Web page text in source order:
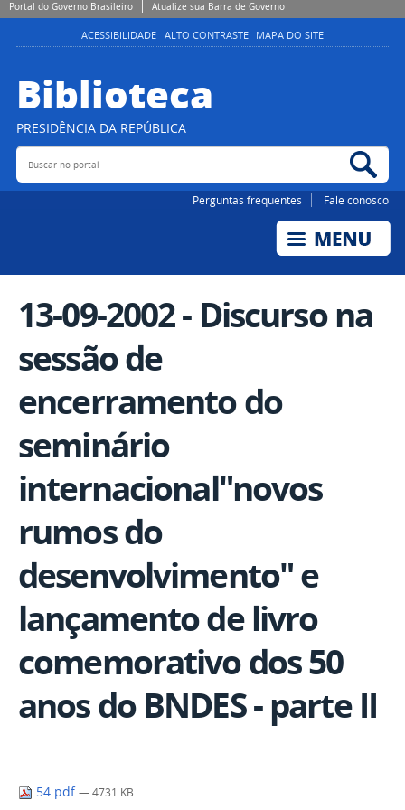
Portal do Governo Brasileiro Atualize sua Barra de Governo
ACESSIBILIDADE ALTO CONTRASTE MAPA DO SITE
Biblioteca
PRESIDÊNCIA DA REPÚBLICA
Buscar no portal
Perguntas frequentes Fale conosco
13-09-2002 - Discurso na
sessão de
encerramento do
seminário
internacional"novos
rumos do
desenvolvimento" e
lançamento de livro
comemorativo dos 50
anos do BNDES - parte II
54.pdf — 4731 KB